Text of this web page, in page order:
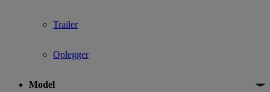
Trailer
Oplegger
Model